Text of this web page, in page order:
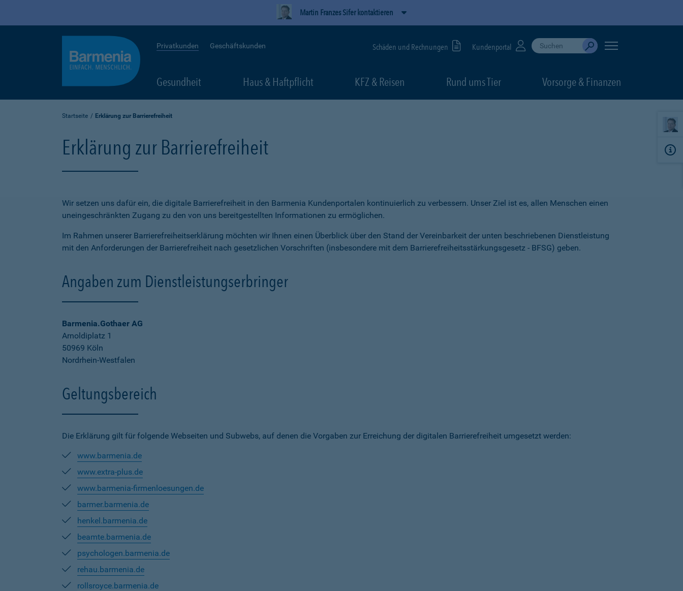
Martin Franzes Sifer kontaktieren
Privatkunden Geschäftskunden Schäden und Rechnungen Kundenportal Suche durchführen
When autocomplete results are available, use
Absenden
Gesundheit Haus & Haftpflicht KFZ & Reisen Rund ums Tier Vorsorge & Finanzen
Startseite Erklärung zur Barrierefreiheit
Erklärung zur Barrierefreiheit
Wir setzen uns dafür ein, die digitale Barrierefreiheit in den Barmenia Kundenportalen kontinuierlich zu verbessern. Unser Ziel ist es, allen Menschen einen
uneingeschränkten Zugang zu den von uns bereitgestellten Informationen zu ermöglichen.
Im Rahmen unserer Barrierefreiheitserklärung möchten wir Ihnen einen Überblick über den Stand der Vereinbarkeit der unten beschriebenen Dienstleistung
mit den Anforderungen der Barrierefreiheit nach gesetzlichen Vorschriften (insbesondere mit dem Barrierefreiheitsstärkungsgesetz - BFSG) geben.
Angaben zum Dienstleistungserbringer
Barmenia.Gothaer AG
Arnoldiplatz 1
50969 Köln
Nordrhein-Westfalen
Geltungsbereich
Die Erklärung gilt für folgende Webseiten und Subwebs, auf denen die Vorgaben zur Erreichung der digitalen Barrierefreiheit umgesetzt werden:
www.barmenia.de
www.extra-plus.de
www.barmenia-firmenloesungen.de
barmer.barmenia.de
henkel.barmenia.de
beamte.barmenia.de
psychologen.barmenia.de
rehau.barmenia.de
rollsroyce.barmenia.de